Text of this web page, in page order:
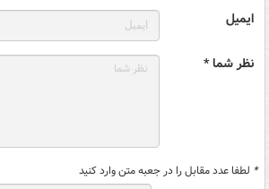
ایمیل
نظر شما *
* لطفا عدد مقابل را در جعبه متن وارد کنید